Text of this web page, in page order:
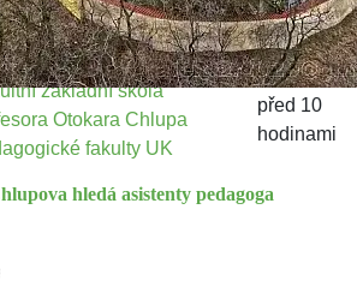
základní škola
Otokara Chlupa
fakulty UK
před 10
hodinami
hledá asistenty pedagoga